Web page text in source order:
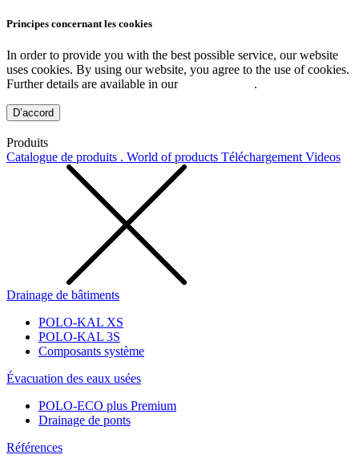
Principes concernant les cookies
In order to provide you with the best possible service, our website
uses cookies. By using our website, you agree to the use of cookies.
Further details are available in our
.
D’accord
Produits
Catalogue de produits . World of products Téléchargement Videos
Drainage de bâtiments
POLO-KAL XS
POLO-KAL 3S
Composants système
Évacuation des eaux usées
POLO-ECO plus Premium
Drainage de ponts
Références